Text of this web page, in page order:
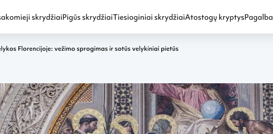
skrydžiaiPigūs skrydžiaiTiesioginiai skrydžiaiAtostogų kryptysPagalba
Florencijoje: vežimo sprogimas ir sotūs velykiniai pietūs